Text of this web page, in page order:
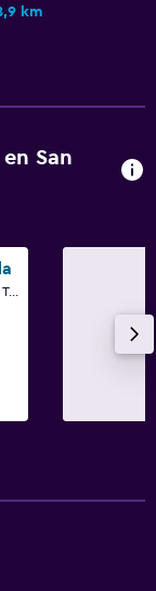
km
San
Calle Plaza Del Mar 7829, Cala Tarida, San José Obrero, Ibiza